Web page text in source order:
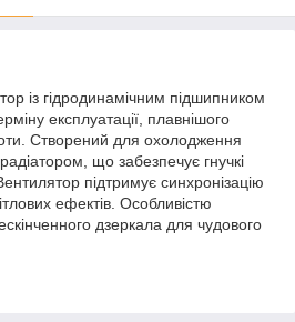
із гідродинамічним підшипником
експлуатації, плавнішого
Створений для охолодження
що забезпечує гнучкі
підтримує синхронізацію
ефектів. Особливістю
дзеркала для чудового